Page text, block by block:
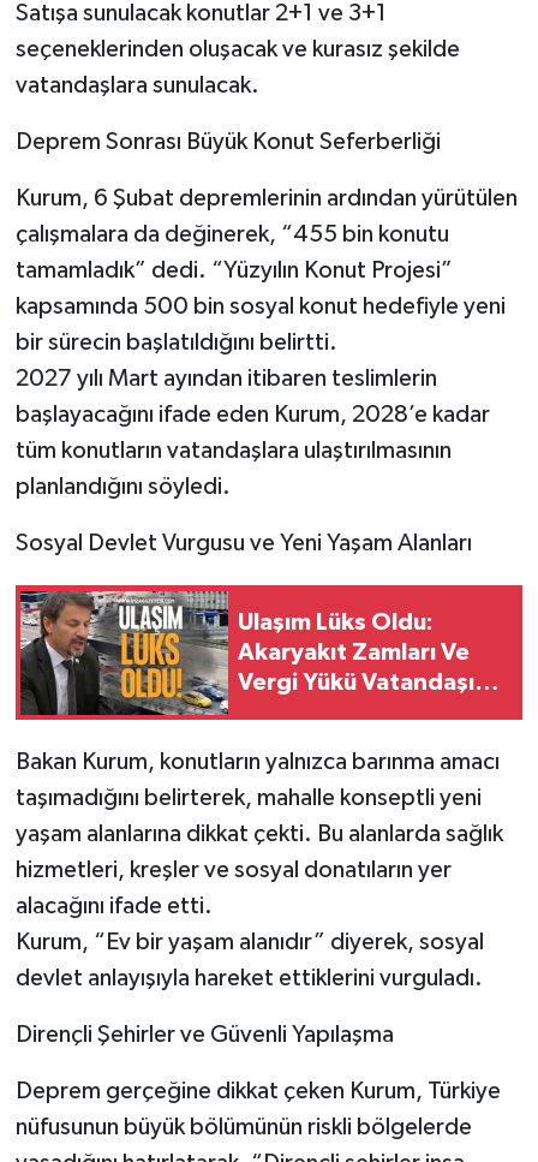
Satışa sunulacak konutlar 2+1 ve 3+1
seçeneklerinden oluşacak ve kurasız şekilde
vatandaşlara sunulacak.
Deprem Sonrası Büyük Konut Seferberliği
Kurum, 6 Şubat depremlerinin ardından yürütülen
çalışmalara da değinerek, “455 bin konutu
tamamladık” dedi. “Yüzyılın Konut Projesi”
kapsamında 500 bin sosyal konut hedefiyle yeni
bir sürecin başlatıldığını belirtti.
2027 yılı Mart ayından itibaren teslimlerin
başlayacağını ifade eden Kurum, 2028’e kadar
tüm konutların vatandaşlara ulaştırılmasının
planlandığını söyledi.
Sosyal Devlet Vurgusu ve Yeni Yaşam Alanları
Ulaşım Lüks Oldu:
Akaryakıt Zamları Ve
Vergi Yükü Vatandaşı
Bakan Kurum, konutların yalnızca barınma amacı
taşımadığını belirterek, mahalle konseptli yeni
yaşam alanlarına dikkat çekti. Bu alanlarda sağlık
hizmetleri, kreşler ve sosyal donatıların yer
alacağını ifade etti.
Kurum, “Ev bir yaşam alanıdır” diyerek, sosyal
devlet anlayışıyla hareket ettiklerini vurguladı.
Dirençli Şehirler ve Güvenli Yapılaşma
Deprem gerçeğine dikkat çeken Kurum, Türkiye
nüfusunun büyük bölümünün riskli bölgelerde